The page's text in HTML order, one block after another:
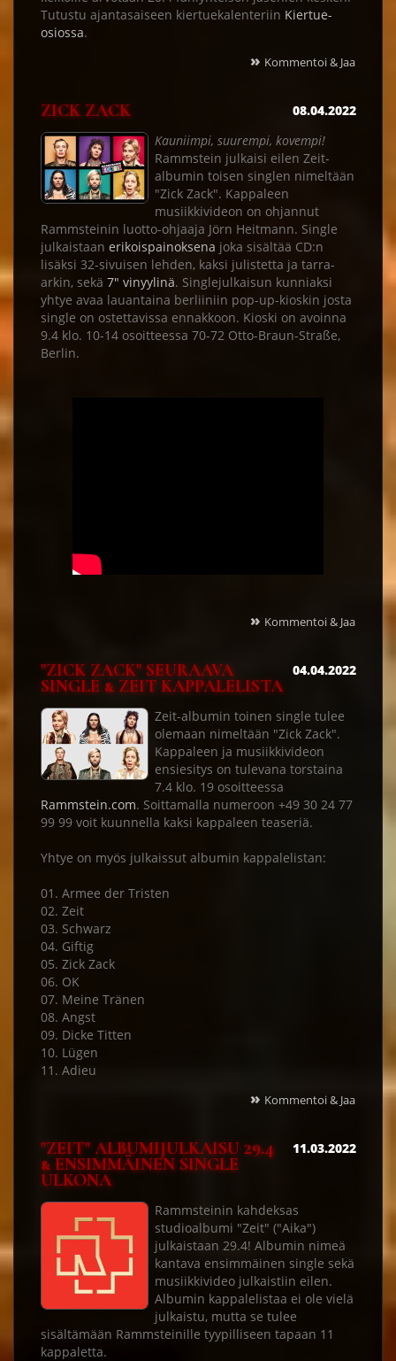
Tutustu ajantasaiseen kiertuekalenteriin Kiertue-
osiossa.
» Kommentoi & Jaa
ZICK ZACK
08.04.2022
Kauniimpi, suurempi, kovempi!
Rammstein julkaisi eilen Zeit-
albumin toisen singlen nimeltään
"Zick Zack". Kappaleen
musiikkivideon on ohjannut
Rammsteinin luotto-ohjaaja Jörn Heitmann. Single
julkaistaan erikoispainoksena joka sisältää CD:n
lisäksi 32-sivuisen lehden, kaksi julistetta ja tarra-
arkin, sekä 7" vinyylinä. Singlejulkaisun kunniaksi
yhtye avaa lauantaina berliiniin pop-up-kioskin josta
single on ostettavissa ennakkoon. Kioski on avoinna
9.4 klo. 10-14 osoitteessa 70-72 Otto-Braun-Straße,
Berlin.
» Kommentoi & Jaa
"ZICK ZACK" SEURAAVA
SINGLE & ZEIT KAPPALELISTA
04.04.2022
Zeit-albumin toinen single tulee
olemaan nimeltään "Zick Zack".
Kappaleen ja musiikkivideon
ensiesitys on tulevana torstaina
7.4 klo. 19 osoitteessa
Rammstein.com. Soittamalla numeroon +49 30 24 77
99 99 voit kuunnella kaksi kappaleen teaseriä.
Yhtye on myös julkaissut albumin kappalelistan:
01. Armee der Tristen
02. Zeit
03. Schwarz
04. Giftig
05. Zick Zack
06. OK
07. Meine Tränen
08. Angst
09. Dicke Titten
10. Lügen
11. Adieu
» Kommentoi & Jaa
"ZEIT" ALBUMIJULKAISU 29.4
& ENSIMMÄINEN SINGLE
ULKONA
11.03.2022
Rammsteinin kahdeksas
studioalbumi "Zeit" ("Aika")
julkaistaan 29.4! Albumin nimeä
kantava ensimmäinen single sekä
musiikkivideo julkaistiin eilen.
Albumin kappalelistaa ei ole vielä
julkaistu, mutta se tulee
sisältämään Rammsteinille tyypilliseen tapaan 11
kappaletta.